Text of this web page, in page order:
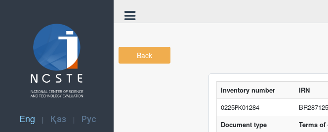
Eng | Қаз | Рус
Back
Inventory number IRN
0225РК01284
Document type
Terms